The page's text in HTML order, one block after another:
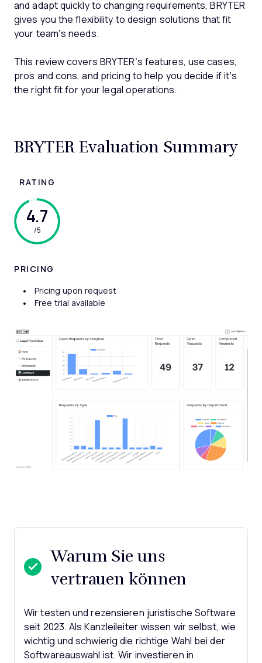
and adapt quickly to changing requirements, BRYTER
gives you the flexibility to design solutions that fit
your team’s needs.
This review covers BRYTER’s features, use cases,
pros and cons, and pricing to help you decide if it’s
the right fit for your legal operations.
BRYTER Evaluation Summary
RATING
4.7
/5
PRICING
Pricing upon request
Free trial available
Warum Sie uns
vertrauen können
Wir testen und rezensieren juristische Software
seit 2023. Als Kanzleileiter wissen wir selbst, wie
wichtig und schwierig die richtige Wahl bei der
Softwareauswahl ist. Wir investieren in